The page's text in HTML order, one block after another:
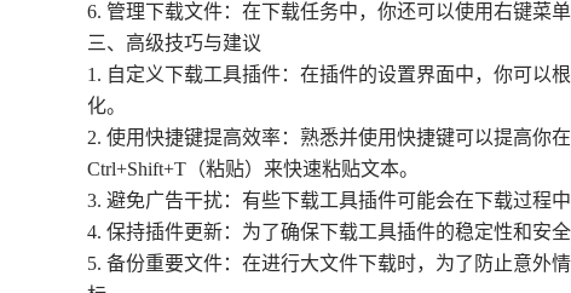
6. 管理下载文件：在下载任务中，你还可以使用右键菜
三、高级技巧与建议
1. 自定义下载工具插件：在插件的设置界面中，你可以
化。
2. 使用快捷键提高效率：熟悉并使用快捷键可以提高你
Ctrl+Shift+T（粘贴）来快速粘贴文本。
3. 避免广告干扰：有些下载工具插件可能会在下载过程
4. 保持插件更新：为了确保下载工具插件的稳定性和安
5. 备份重要文件：在进行大文件下载时，为了防止意外